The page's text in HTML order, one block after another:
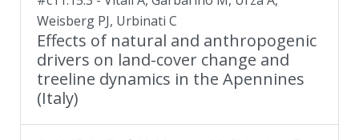
Weisberg PJ, Urbinati C
Effects of natural and anthropogenic
drivers on land-cover change and
treeline dynamics in the Apennines
(Italy)